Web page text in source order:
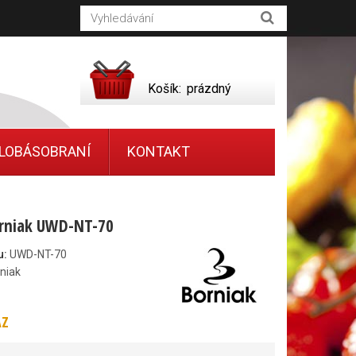
UWD-NT-70
UWD-NT-70
Košík: prázdný
KONTAKT